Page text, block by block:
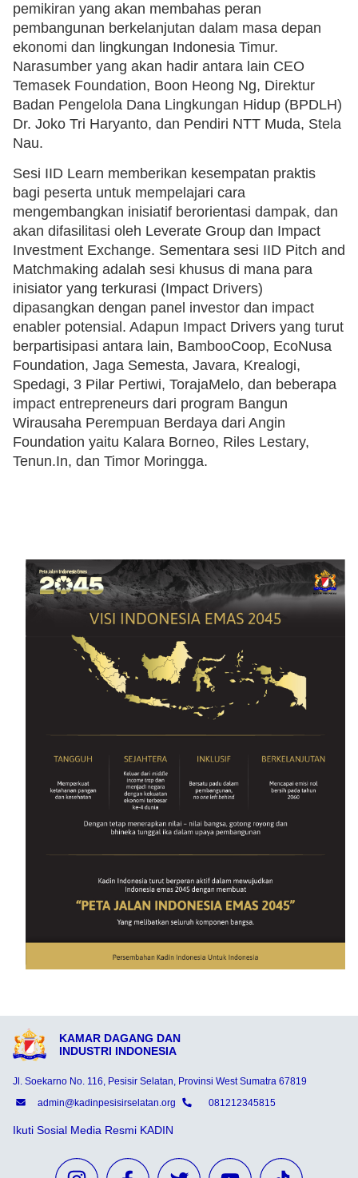
pemikiran yang akan membahas peran
pembangunan berkelanjutan dalam masa depan
ekonomi dan lingkungan Indonesia Timur.
Narasumber yang akan hadir antara lain CEO
Temasek Foundation, Boon Heong Ng, Direktur
Badan Pengelola Dana Lingkungan Hidup (BPDLH)
Dr. Joko Tri Haryanto, dan Pendiri NTT Muda, Stela
Nau.
Sesi IID Learn memberikan kesempatan praktis
bagi peserta untuk mempelajari cara
mengembangkan inisiatif berorientasi dampak, dan
akan difasilitasi oleh Leverate Group dan Impact
Investment Exchange. Sementara sesi IID Pitch and
Matchmaking adalah sesi khusus di mana para
inisiator yang terkurasi (Impact Drivers)
dipasangkan dengan panel investor dan impact
enabler potensial. Adapun Impact Drivers yang turut
berpartisipasi antara lain, BambooCoop, EcoNusa
Foundation, Jaga Semesta, Javara, Krealogi,
Spedagi, 3 Pilar Pertiwi, TorajaMelo, dan beberapa
impact entrepreneurs dari program Bangun
Wirausaha Perempuan Berdaya dari Angin
Foundation yaitu Kalara Borneo, Riles Lestary,
Tenun.In, dan Timor Moringga.
KAMAR DAGANG DAN
INDUSTRI INDONESIA
Jl. Soekarno No. 116, Pesisir Selatan, Provinsi West Sumatra 67819
admin@kadinpesisirselatan.org
081212345815
Ikuti Sosial Media Resmi KADIN